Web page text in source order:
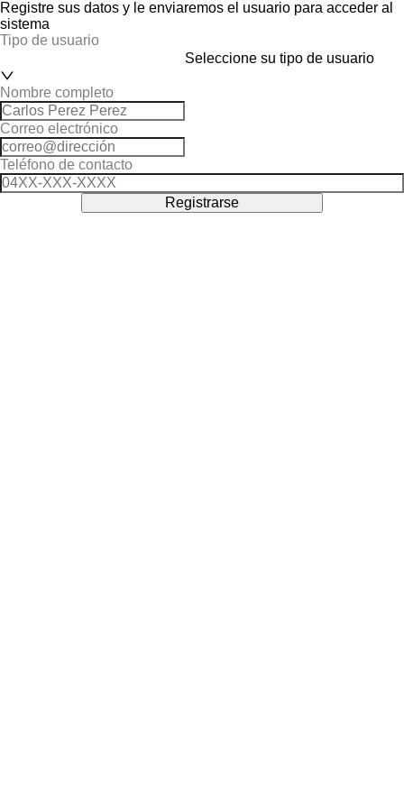
Registre sus datos y le enviaremos el usuario para acceder al
sistema
Tipo de usuario
Seleccione su tipo de usuario
Nombre completo
Correo electrónico
Teléfono de contacto
Registrarse